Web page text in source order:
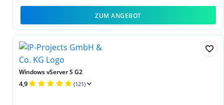
ZUM ANGEBOT
Windows vServer S G2
4,9 (121)